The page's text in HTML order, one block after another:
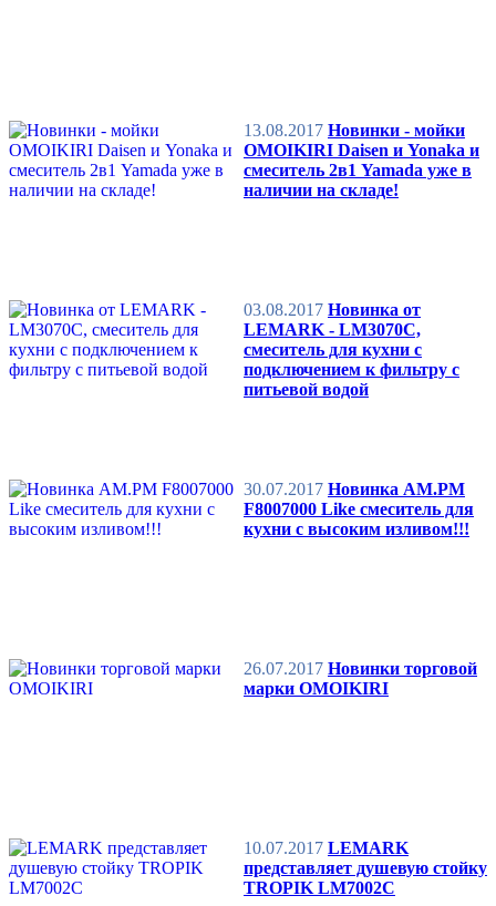
13.08.2017 Новинки - мойки
OMOIKIRI Daisen и Yonaka и
смеситель 2в1 Yamada уже в
наличии на складе!⁠
03.08.2017 Новинка от
LEMARK - LM3070C,
смеситель для кухни с
подключением к фильтру с
питьевой водой
30.07.2017 Новинка AM.PM
F8007000 Like смеситель для
кухни с высоким изливом!!!
26.07.2017 Новинки торговой
марки OMOIKIRI
10.07.2017 LEMARK
представляет душевую стойку
TROPIK LM7002C